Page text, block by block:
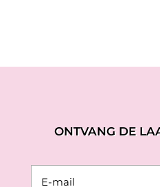
ONTVANG DE